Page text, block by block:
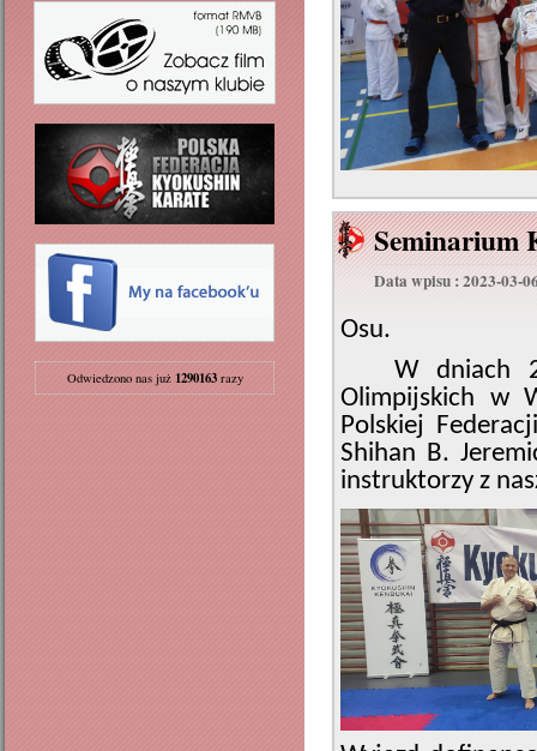
Odwiedzono nas już 1290163razy
Seminarium
Data wpisu : 2023-03-
Osu.
W dniach 2-
Olimpijskich w
Polskiej
Shihan B.
instruktorzy z